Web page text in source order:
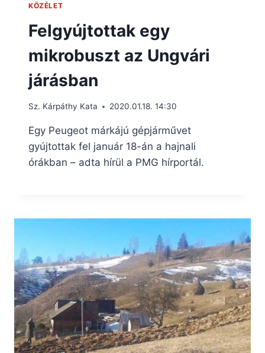
KÖZÉLET
Felgyújtottak egy
mikrobuszt az Ungvári
járásban
Sz. Kárpáthy Kata 2020.01.18. 14:30
Egy Peugeot márkájú gépjárművet
gyújtottak fel január 18-án a hajnali
órákban – adta hírül a PMG hírportál.